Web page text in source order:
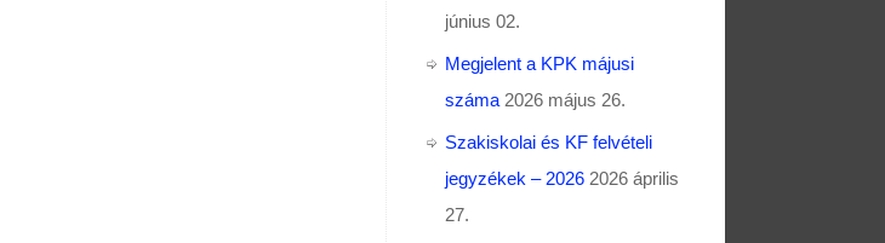
június 02.
Megjelent a KPK májusi
száma 2026 május 26.
Szakiskolai és KF felvételi
jegyzékek – 2026 2026 április
27.